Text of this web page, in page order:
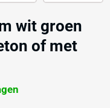
wit groen
of met